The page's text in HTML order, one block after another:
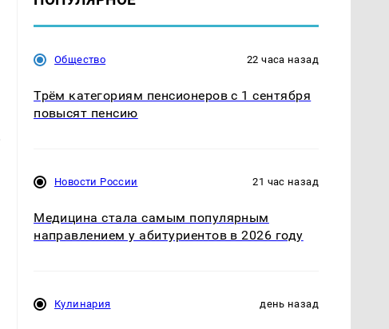
Общество 22 часа назад
Трём категориям пенсионеров с 1 сентября
повысят пенсию
Новости России 21 час назад
Медицина стала самым популярным
направлением у абитуриентов в 2026 году
Кулинария день назад